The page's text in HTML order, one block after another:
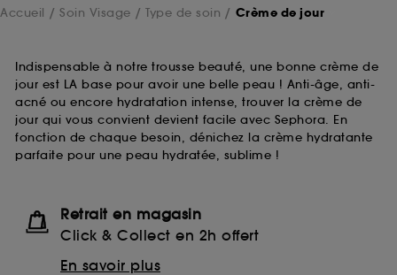
Accueil Soin Visage Type de soin Crème de jour
Indispensable à notre trousse beauté, une bonne crème de
jour est LA base pour avoir une belle peau ! Anti-âge, anti-
acné ou encore hydratation intense, trouver la crème de
jour qui vous convient devient facile avec Sephora. En
fonction de chaque besoin, dénichez la crème hydratante
parfaite pour une peau hydratée, sublime !
Retrait en magasin
Click & Collect en 2h offert
En savoir plus
pouvez personnaliser vos choix concernant le dépôt
Sephora pourra associer les informations de
navigation collectées par ces Cookies, pour les
finalités acceptées, avec les données personnelles
collectées ou générées lors de votre activité en ligne
ou en magasin. Pour refuser tous les cookies, cliques
sur "continuer sans accepter". Voous pouvez à tout
moment choisir de retirer votrte consentement. Si vous